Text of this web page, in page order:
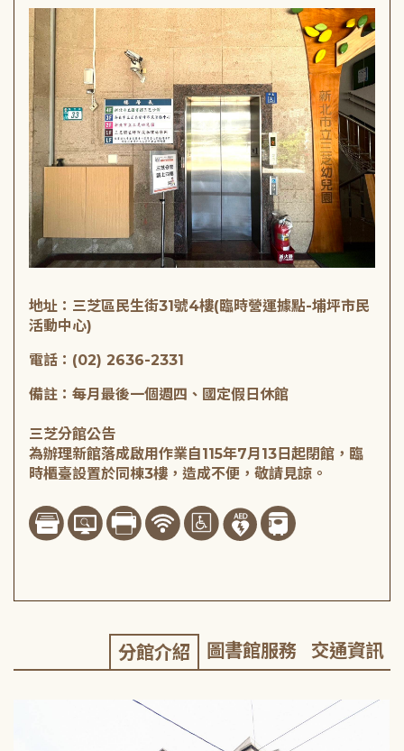
地址：三芝區民生街31號4樓(臨時營運據點-埔坪市民
活動中心)
電話：(02) 2636-2331
備註：每月最後一個週四、國定假日休館
三芝分館公告
為辦理新館落成啟用作業自115年7月13日起閉館，臨
時櫃臺設置於同棟3樓，造成不便，敬請見諒。
分館介紹 圖書館服務 交通資訊